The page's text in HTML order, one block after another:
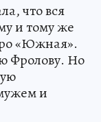
что вся
и тому же
«Южная».
Фролову. Но
и